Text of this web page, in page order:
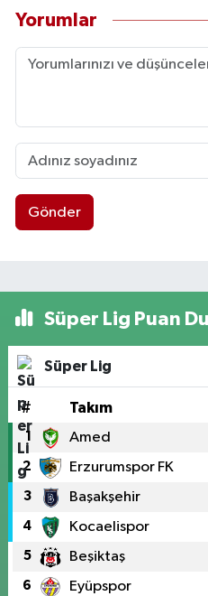
Yorumlar
Gönder
Süper Lig Puan
Süper Lig
# Takım
1 Amed
2 Erzurumspor FK
3 Başakşehir
4 Kocaelispor
5 Beşiktaş
6 Eyüpspor